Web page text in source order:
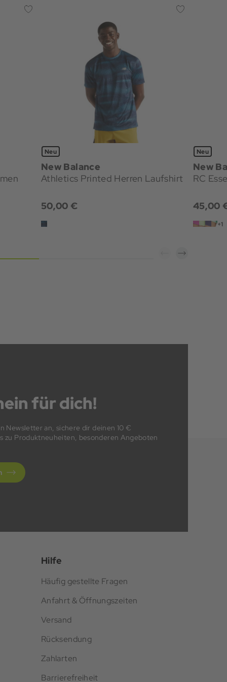
Neu
New Balance
Athletics Printed Herren Laufshirt
50,00 €
Neu
New
RC
45,00
+1
für dich!
Newsletter an, sichere dir deinen 10 €
zu Produktneuheiten, besonderen Angeboten
Hilfe
Häufig gestellte Fragen
Anfahrt & Öffnungszeiten
Versand
Rücksendung
Zahlarten
Barrierefreiheit